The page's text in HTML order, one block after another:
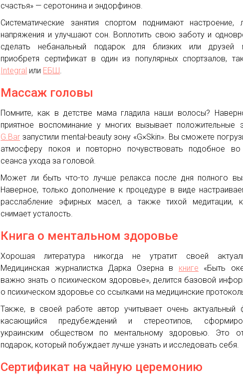
счастья» — серотонина и эндорфинов.
Систематические занятия спортом поднимают настроение,
напряжения и улучшают сон. Воплотить свою заботу и
сделать небанальный подарок для близких или друзей
приобретя сертификат в один из популярных спортзалов,
Integral или ЕБШ.
Массаж головы
Помните, как в детстве мама гладила наши волосы?
приятное воспоминание у многих вызывает положительные
G.Bar запустили mental-beauty зону «G×Skin». Вы сможете
атмосферу покоя и повторно почувствовать подобное
сеанса ухода за головой.
Может ли быть что-то лучше релакса после дня полного
Наверное, только дополнение к процедуре в виде
расслабление эфирных масел, а также тихой медитации,
снимает усталость.
Книга о ментальном здоровье
Хорошая литература никогда не утратит своей
Медицинская журналистка Дарка Озерна в книге «Быть
важно знать о психическом здоровье», делится базовой
о психическом здоровье со ссылками на медицинские
Также, в своей работе автор учитывает очень актуальный
касающийся предубеждений и стереотипов,
украинским обществом по ментальному здоровью. Это
подарок, который побуждает лучше узнать и исследовать себя.
Сертификат на чайную церемонию